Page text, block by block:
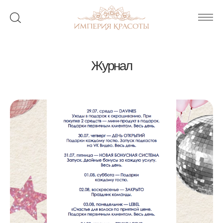
Журнал